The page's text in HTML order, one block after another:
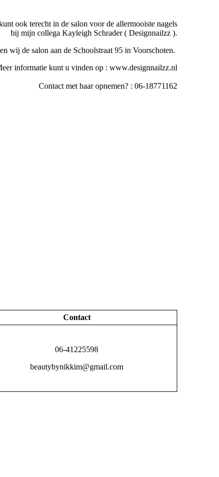
ook terecht in de salon voor de allermooiste nagels
bij mijn collega Kayleigh Schrader ( Designnailzz ).
wij de salon aan de Schoolstraat 95 in Voorschoten.
informatie kunt u vinden op : www.designnailzz.nl
Contact met haar opnemen? : 06-18771162
Contact
06-41225598
beautybynikkim@gmail.com